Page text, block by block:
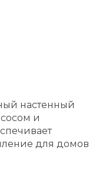
настенный
и
для домов